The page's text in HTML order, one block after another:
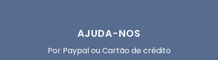
AJUDA-NOS
Por Paypal ou Cartão de crédito